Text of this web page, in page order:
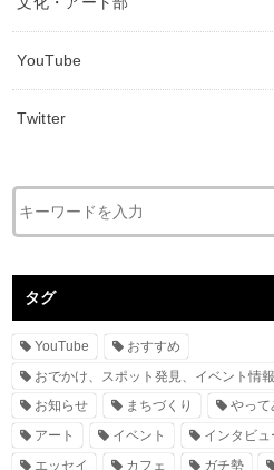
YouTube
Twitter
タグ
YouTube
おすすめ
おでかけ、スポット発見、イベント情報
お知らせ
まちづくり
やって
アート
イベント
インタビュ
エッセイ
カフェ ガチ勢